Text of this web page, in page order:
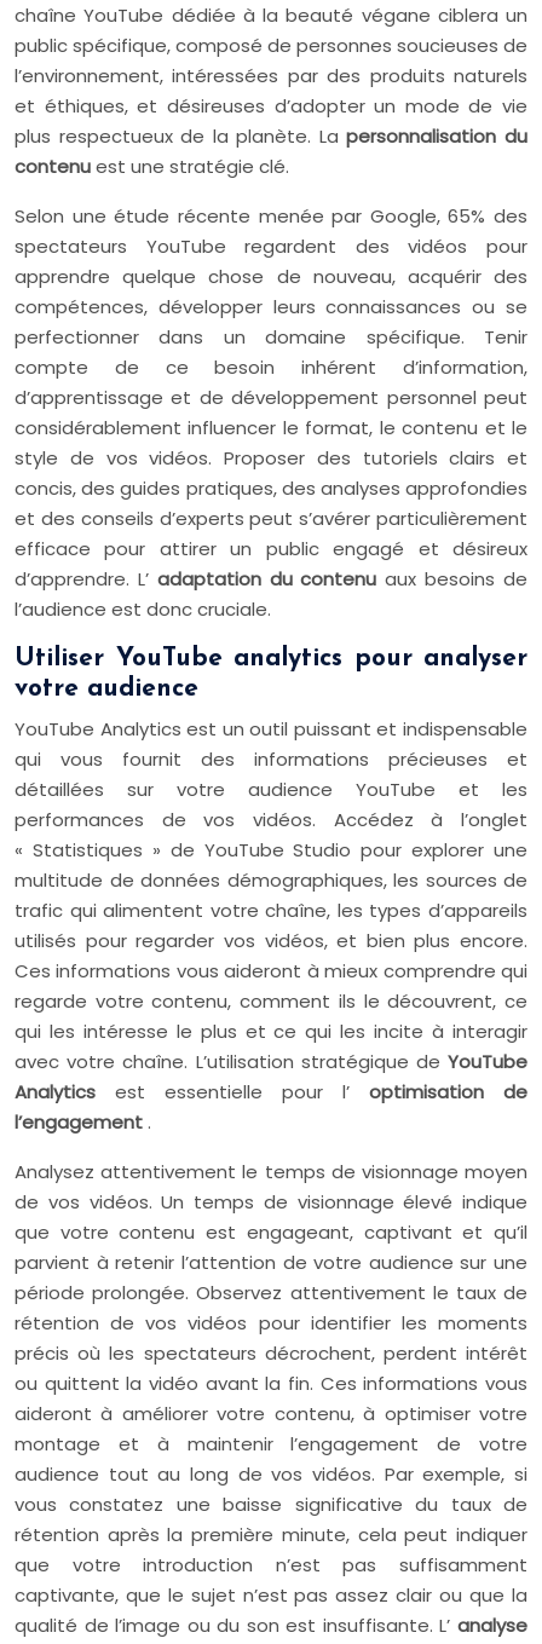
chaîne YouTube dédiée à la beauté végane ciblera un
public spécifique, composé de personnes soucieuses de
l’environnement, intéressées par des produits naturels
et éthiques, et désireuses d’adopter un mode de vie
plus respectueux de la planète. Lapersonnalisation du
contenuest une stratégie clé.
Selon une étude récente menée par Google, 65% des
spectateurs YouTube regardent des vidéos pour
apprendre quelque chose de nouveau, acquérir des
compétences, développer leurs connaissances ou se
perfectionner dans un domaine spécifique. Tenir
compte de ce besoin inhérent d’information,
d’apprentissage et de développement personnel peut
considérablement influencer le format, le contenu et le
style de vos vidéos. Proposer des tutoriels clairs et
concis, des guides pratiques, des analyses approfondies
et des conseils d’experts peut s’avérer particulièrement
efficace pour attirer un public engagé et désireux
d’apprendre. L’ adaptation du contenuaux besoins de
l’audience est donc cruciale.
Utiliser YouTube analytics pour analyser
votre audience
YouTube Analytics est un outil puissant et indispensable
qui vous fournit des informations précieuses et
détaillées sur votre audience YouTube et les
performances de vos vidéos. Accédez à l’onglet
« Statistiques » de YouTube Studio pour explorer une
multitude de données démographiques, les sources de
trafic qui alimentent votre chaîne, les types d’appareils
utilisés pour regarder vos vidéos, et bien plus encore.
Ces informations vous aideront à mieux comprendre qui
regarde votre contenu, comment ils le découvrent, ce
qui les intéresse le plus et ce qui les incite à interagir
avec votre chaîne. L’utilisation stratégique de YouTube
Analytics est essentielle pour l’ optimisation de
l’engagement.
Analysez attentivement le temps de visionnage moyen
de vos vidéos. Un temps de visionnage élevé indique
que votre contenu est engageant, captivant et qu’il
parvient à retenir l’attention de votre audience sur une
période prolongée. Observez attentivement le taux de
rétention de vos vidéos pour identifier les moments
précis où les spectateurs décrochent, perdent intérêt
ou quittent la vidéo avant la fin. Ces informations vous
aideront à améliorer votre contenu, à optimiser votre
montage et à maintenir l’engagement de votre
audience tout au long de vos vidéos. Par exemple, si
vous constatez une baisse significative du taux de
rétention après la première minute, cela peut indiquer
que votre introduction n’est pas suffisamment
captivante, que le sujet n’est pas assez clair ou que la
qualité de l’image ou du son est insuffisante. L’ analyse